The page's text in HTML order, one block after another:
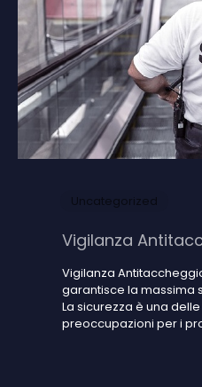
Uncategorized
Vigilanza
Vigilanza
garantisce la massima
La sicurezza è una
preoccupazioni per i